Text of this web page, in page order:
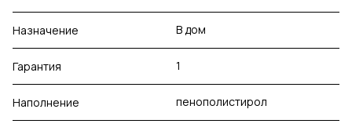
Назначение В дом
Гарантия 1
Наполнение пенополистирол